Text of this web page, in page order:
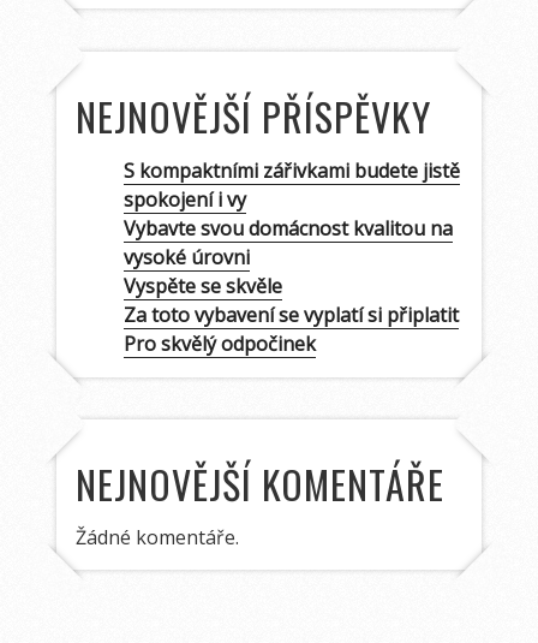
NEJNOVĚJŠÍ PŘÍSPĚVKY
S kompaktními zářivkami budete jistě
spokojení i vy
Vybavte svou domácnost kvalitou na
vysoké úrovni
Vyspěte se skvěle
Za toto vybavení se vyplatí si připlatit
Pro skvělý odpočinek
NEJNOVĚJŠÍ KOMENTÁŘE
Žádné komentáře.